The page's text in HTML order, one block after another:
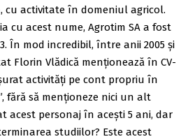
cu activitate în domeniul agricol.
cu acest nume, Agrotim SA a fost
În mod incredibil, între anii 2005 şi
Florin Vlădică menţionează în CV-
activităţi pe cont propriu în
fără să menţioneze nici un alt
acest personaj în aceşti 5 ani, dar
studiilor? Este acest